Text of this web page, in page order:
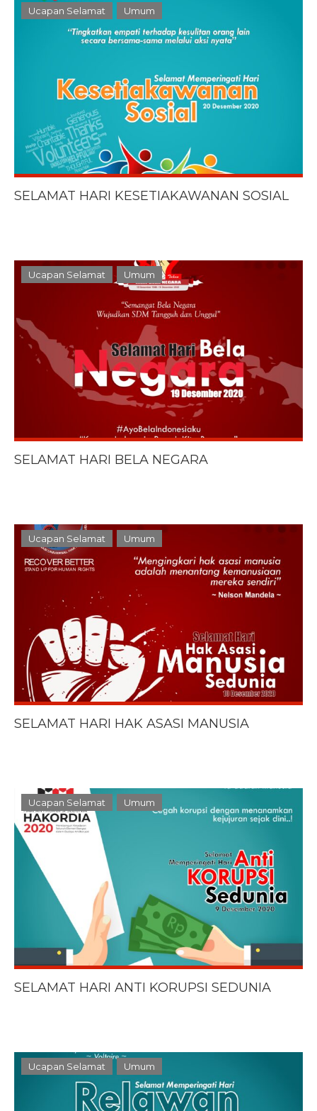
Ucapan Selamat Umum
SELAMAT HARI KESETIAKAWANAN SOSIAL
Ucapan Selamat Umum
SELAMAT HARI BELA NEGARA
Ucapan Selamat Umum
SELAMAT HARI HAK ASASI MANUSIA
Ucapan Selamat Umum
SELAMAT HARI ANTI KORUPSI SEDUNIA
Ucapan Selamat Umum